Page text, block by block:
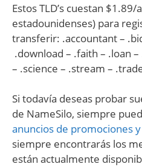
Estos TLD’s cuestan
estadounidenses) para
transferir: .accountant –
.download – .faith – .loan
– .science – .stream –
Si todavía deseas probar
de NameSilo, siempre
anuncios de promociones
siempre encontrarás los
están actualmente